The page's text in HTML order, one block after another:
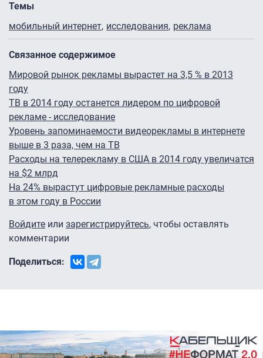
Темы
мобильный интернет исследования реклама
Связанное содержимое
Мировой рынок рекламы вырастет на 3,5 % в 2013
году
ТВ в 2014 году останется лидером по цифровой
рекламе - исследование
Уровень запоминаемости видеорекламы в интернете
выше в 3 раза, чем на ТВ
Расходы на телерекламу в США в 2014 году увеличатся
на $2 млрд
На 24% вырастут цифровые рекламные расходы
в этом году в России
Войдите или зарегистрируйтесь, чтобы оставлять
комментарии
Поделиться: